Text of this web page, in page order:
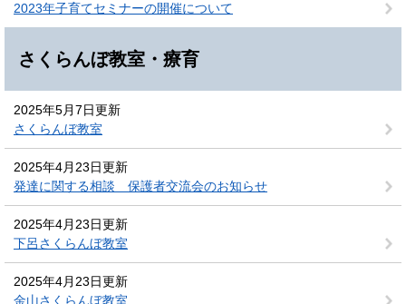
2023年子育てセミナーの開催について
さくらんぼ教室・療育
2025年5月7日更新
さくらんぼ教室
2025年4月23日更新
発達に関する相談 保護者交流会のお知らせ
2025年4月23日更新
下呂さくらんぼ教室
2025年4月23日更新
金山さくらんぼ教室